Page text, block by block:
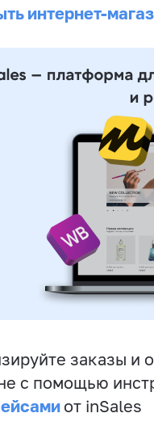
интернет-
заказы и
с помощью
от inSales